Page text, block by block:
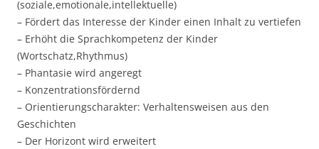
(soziale,emotionale,intellektuelle)
– Fördert das Interesse der Kinder einen Inhalt zu vertiefen
– Erhöht die Sprachkompetenz der Kinder
(Wortschatz,Rhythmus)
– Phantasie wird angeregt
– Konzentrationsfördernd
– Orientierungscharakter: Verhaltensweisen aus den
Geschichten
– Der Horizont wird erweitert